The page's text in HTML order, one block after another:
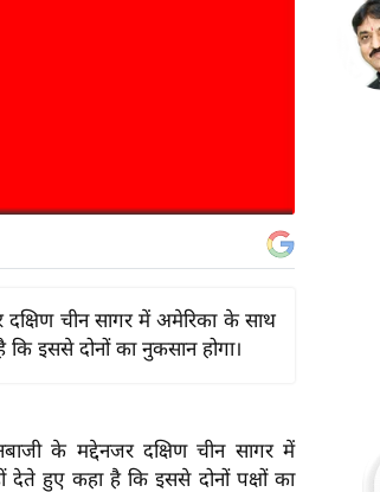
दक्षिण चीन सागर में अमेरिका के साथ
इससे दोनों का नुकसान होगा।
के मद्देनजर दक्षिण चीन सागर में
हुए कहा है कि इससे दोनों पक्षों का